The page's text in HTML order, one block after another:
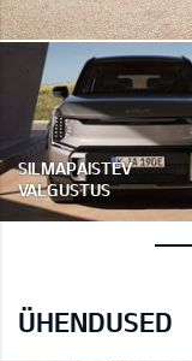
SILMAPAISTEV
VALGUSTUS
ÜHENDUSED